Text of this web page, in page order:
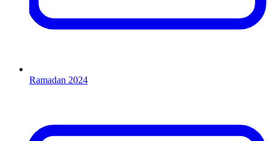
Ramadan 2024